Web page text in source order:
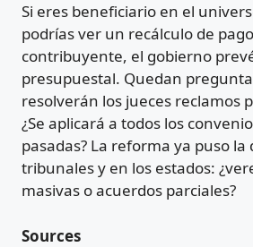
Si eres beneficiario en el
podrías ver un recálculo de
contribuyente, el gobierno
presupuestal. Quedan
resolverán los jueces reclamos
¿Se aplicará a todos los
pasadas? La reforma ya puso la
tribunales y en los estados:
masivas o acuerdos parciales?
Sources